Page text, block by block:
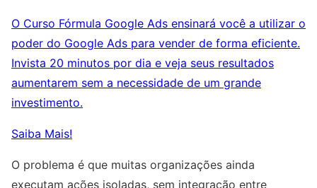
O Curso Fórmula Google Ads ensinará você a utilizar o
poder do Google Ads para vender de forma eficiente.
Invista 20 minutos por dia e veja seus resultados
aumentarem sem a necessidade de um grande
investimento.
Saiba Mais!
O problema é que muitas organizações ainda
executam ações isoladas, sem integração entre